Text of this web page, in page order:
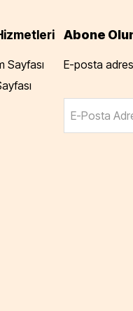
Sayfası
Abone
E-posta
E-Posta